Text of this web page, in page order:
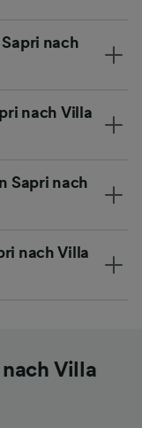
nach
nach Villa
Sapri nach
nach Villa
Villa